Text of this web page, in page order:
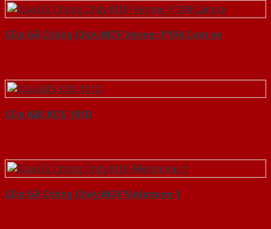
Cửa Gỗ Chống Cháy MDF Veneer P1R4 Cam xe
Cửa ABS KOS 101D
Cửa Gỗ Chống Cháy MDF Melamine 1